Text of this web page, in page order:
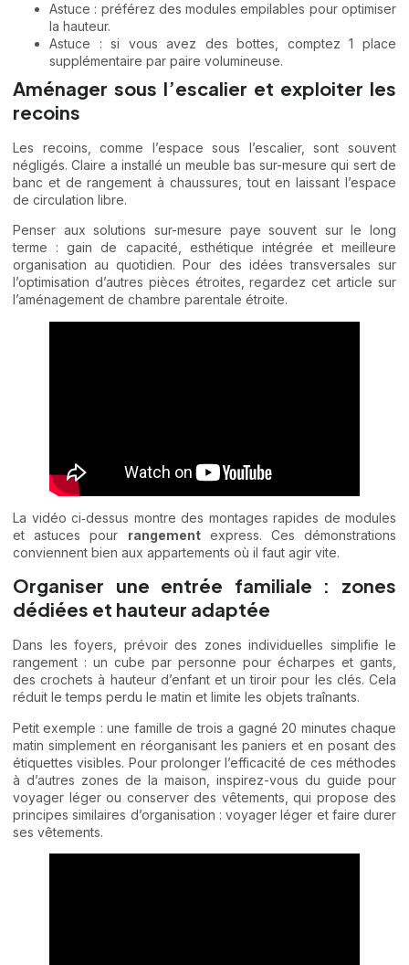
Astuce : préférez des modules empilables pour optimiser
la hauteur.
Astuce : si vous avez des bottes, comptez 1 place
supplémentaire par paire volumineuse.
Aménager sous l’escalier et exploiter les
recoins
Les recoins, comme l’espace sous l’escalier, sont souvent
négligés. Claire a installé un meuble bas sur-mesure qui sert de
banc et de rangement à chaussures, tout en laissant l’espace
de circulation libre.
Penser aux solutions sur-mesure paye souvent sur le long
terme : gain de capacité, esthétique intégrée et meilleure
organisation au quotidien. Pour des idées transversales sur
l’optimisation d’autres pièces étroites, regardez cet article sur
l’aménagement de chambre parentale étroite.
La vidéo ci‑dessus montre des montages rapides de modules
et astuces pour rangementexpress. Ces démonstrations
conviennent bien aux appartements où il faut agir vite.
Organiser une entrée familiale : zones
dédiées et hauteur adaptée
Dans les foyers, prévoir des zones individuelles simplifie le
rangement : un cube par personne pour écharpes et gants,
des crochets à hauteur d’enfant et un tiroir pour les clés. Cela
réduit le temps perdu le matin et limite les objets traînants.
Petit exemple : une famille de trois a gagné 20 minutes chaque
matin simplement en réorganisant les paniers et en posant des
étiquettes visibles. Pour prolonger l’efficacité de ces méthodes
à d’autres zones de la maison, inspirez-vous du guide pour
voyager léger ou conserver des vêtements, qui propose des
principes similaires d’organisation : voyager léger et faire durer
ses vêtements.